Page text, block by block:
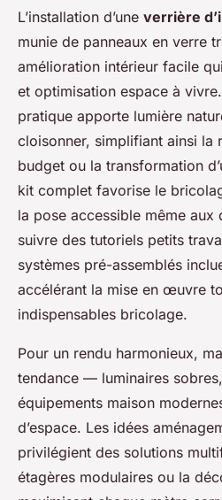
L’installation d’une verrière
munie de panneaux en verre
amélioration intérieur facile
et optimisation espace à
pratique apporte lumière
cloisonner, simplifiant ainsi la
budget ou la transformation
kit complet favorise le
la pose accessible même aux
suivre des tutoriels petits
systèmes pré-assemblés
accélérant la mise en œuvre
indispensables bricolage.
Pour un rendu harmonieux,
tendance — luminaires
équipements maison
d’espace. Les idées
privilégient des solutions
étagères modulaires ou la